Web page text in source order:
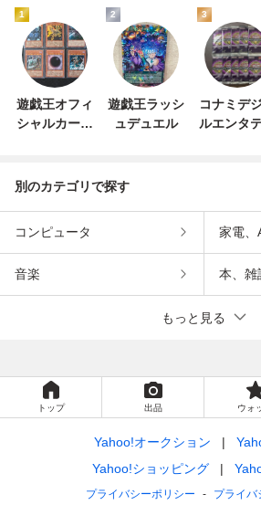
1
遊戯王オフィ
シャルカード
ズ
2
遊戯王ラッシ
ュデュエル
3
コナミデ
ルエンタ
別のカテゴリで探す
コンピュータ 家電、
音楽 本、雑
もっと見る
トップ 出品 ウォ
Yahoo!オークション
Yahoo!ショッピング
プライバシーポリシー プライバ